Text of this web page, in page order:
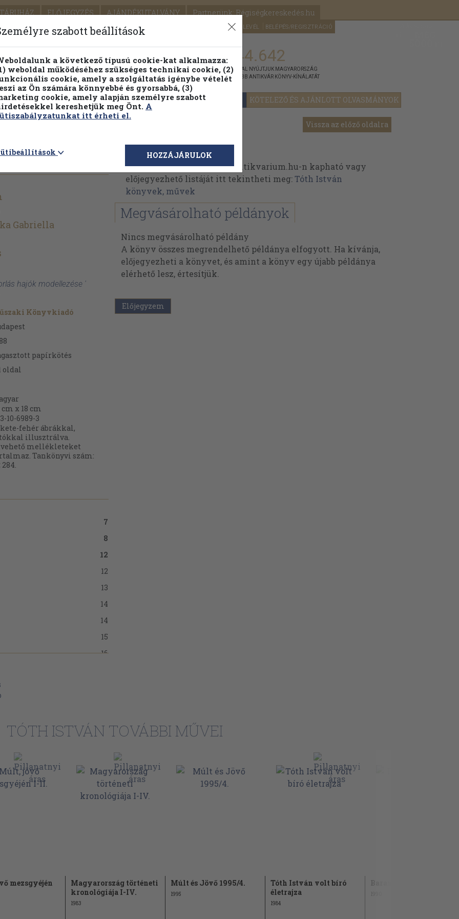
ELŐJEGYZÉS AJÁNDÉKUTALVÁNY Partnerünk: Régiségkereskedés.hu
SEGÍTSÉG HÍRLEVÉL BELÉPÉS/REGISZTRÁCIÓ
PILLANATNYI ÁRAINK FENNTARTHATÓ OLVASMÁNYOK KÖTELEZŐ ÉS AJÁNLOTT OLVASMÁNYOK
Részletes kereső Témaköri fa 1.144.642
KIADVÁNNYAL NYÚJTJUK MAGYARORSZÁG
LEGNAGYOBB ANTIKVÁR KÖNYV-KÍNÁLATÁT
Vissza az előző oldalra
Gabriella
hajók modellezése '
Könyvkiadó
papírkötés
oldal
cm x 18 cm
10-6989-3
fehér ábrákkal,
illusztrálva.
mellékleteket
Tankönyvi szám:
284.
7
8
12
12
13
14
14
15
16
17
19
22
23
25
26
Tóth István
Tóth István műveinek az Antikvarium.hu-n kapható vagy
előjegyezhető listáját itt tekintheti meg:Tóth István
könyvek, művek
Megvásárolható példányok
Nincs megvásárolható példány
A könyv összes megrendelhető példánya elfogyott. Ha kívánja,
előjegyezheti a könyvet, és amint a könyv egy újabb példánya
elérhető lesz, értesítjük.
Előjegyzem
TÓTH ISTVÁN TOVÁBBI MŰVEI
mezsgyéjén
Magyarország történeti
kronológiája I-IV.
1983
Múlt és Jövő 1995/4.
1995
Tóth István volt bíró
életrajza
1984
Baranya 1991/1-2.
szabott beállítások
a következő típusú cookie-kat alkalmazza:
weboldal működéséhez szükséges technikai cookie, (2)
cookie, amely a szolgáltatás igénybe vételét
az Ön számára könnyebbé és gyorsabbá, (3)
cookie, amely alapján személyre szabott
kereshetjük meg Önt. A
itt érheti el.
HOZZÁJÁRULOK